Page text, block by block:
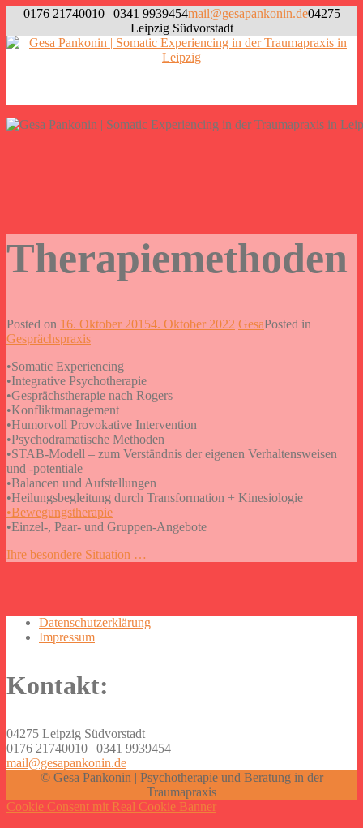
Skip
content
0176 21740010 | 0341 9939454mail@gesapankonin.de04275
Leipzig Südvorstadt
Therapiemethoden
Posted on 16. Oktober 20154. Oktober 2022 GesaPosted in
Gesprächspraxis
•Somatic Experiencing
•Integrative Psychotherapie
•Gesprächstherapie nach Rogers
•Konfliktmanagement
•Humorvoll Provokative Intervention
•Psychodramatische Methoden
•STAB-Modell – zum Verständnis der eigenen Verhaltensweisen
und -potentiale
•Balancen und Aufstellungen
•Heilungsbegleitung durch Transformation + Kinesiologie
•Bewegungstherapie
•Einzel-, Paar- und Gruppen-Angebote
Post
navigation
Ihre besondere Situation …
Datenschutzerklärung
Impressum
Kontakt:
04275 Leipzig Südvorstadt
0176 21740010 | 0341 9939454
mail@gesapankonin.de
© Gesa Pankonin | Psychotherapie und Beratung in der
Traumapraxis
Cookie Consent mit Real Cookie Banner